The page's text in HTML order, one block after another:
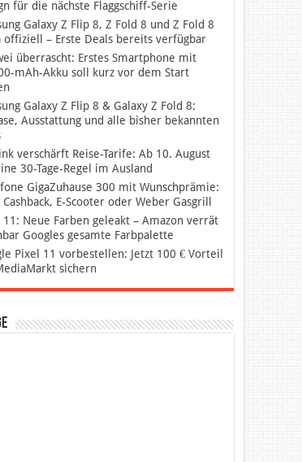
für die nächste Flaggschiff-Serie
Galaxy Z Flip 8, Z Fold 8 und Z Fold 8
offiziell – Erste Deals bereits verfügbar
überrascht: Erstes Smartphone mit
mAh-Akku soll kurz vor dem Start
Galaxy Z Flip 8 & Galaxy Z Fold 8:
Ausstattung und alle bisher bekannten
verschärft Reise-Tarife: Ab 10. August
30-Tage-Regel im Ausland
GigaZuhause 300 mit Wunschprämie:
E-Scooter oder Weber Gasgrill
11: Neue Farben geleakt – Amazon verrät
Googles gesamte Farbpalette
Pixel 11 vorbestellen: Jetzt 100 € Vorteil
sichern